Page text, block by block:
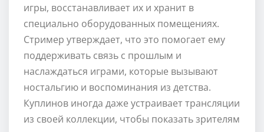
игры, восстанавливает их и хранит в
специально оборудованных помещениях.
Стример утверждает, что это помогает ему
поддерживать связь с прошлым и
наслаждаться играми, которые вызывают
ностальгию и воспоминания из детства.
Куплинов иногда даже устраивает трансляции
из своей коллекции, чтобы показать зрителям